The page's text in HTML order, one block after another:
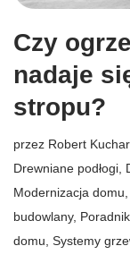
Czy
nadaje
stropu?
przez Robert
Drewniane podłogi
Modernizacja domu
budowlany,
domu Systemy